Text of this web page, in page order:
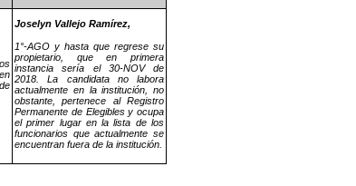
Joselyn Vallejo Ramírez,
1°-AGO y hasta que regrese su
propietario, que en primera
instancia sería el 30-NOV de
2018. La candidata no labora
actualmente en la institución, no
obstante, pertenece al Registro
Permanente de Elegibles y ocupa
el primer lugar en la lista de los
funcionarios que actualmente se
encuentran fuera de la institución.